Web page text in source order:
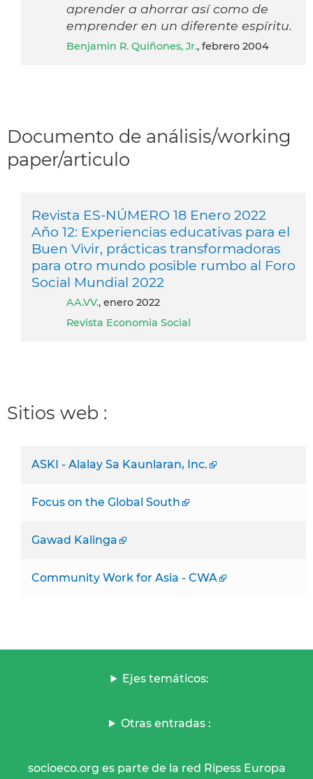
aprender a ahorrar así como de
emprender en un diferente espíritu.
Benjamin R. Quiñones, Jr., febrero 2004
Documento de análisis/working
paper/articulo
Revista ES-NÚMERO 18 Enero 2022
Año 12: Experiencias educativas para el
Buen Vivir, prácticas transformadoras
para otro mundo posible rumbo al Foro
Social Mundial 2022
AA.VV., enero 2022
Revista Economia Social
Sitios web :
ASKI - Alalay Sa Kaunlaran, Inc.
Focus on the Global South
Gawad Kalinga
Community Work for Asia - CWA
Ejes temáticos:
Otras entradas :
socioeco.org es parte de la red Ripess Europa